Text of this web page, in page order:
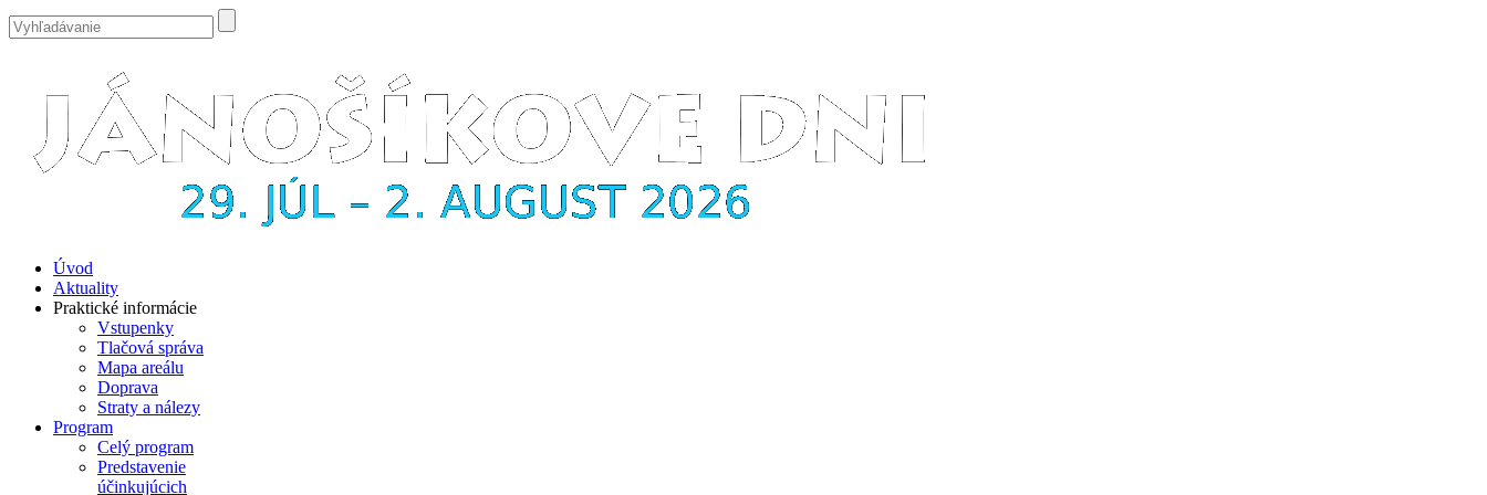
Úvod
Aktuality
Praktické informácie
Vstupenky
Tlačová správa
Mapa areálu
Doprava
Straty a nálezy
Program
Celý program
Predstavenie
účinkujúcich